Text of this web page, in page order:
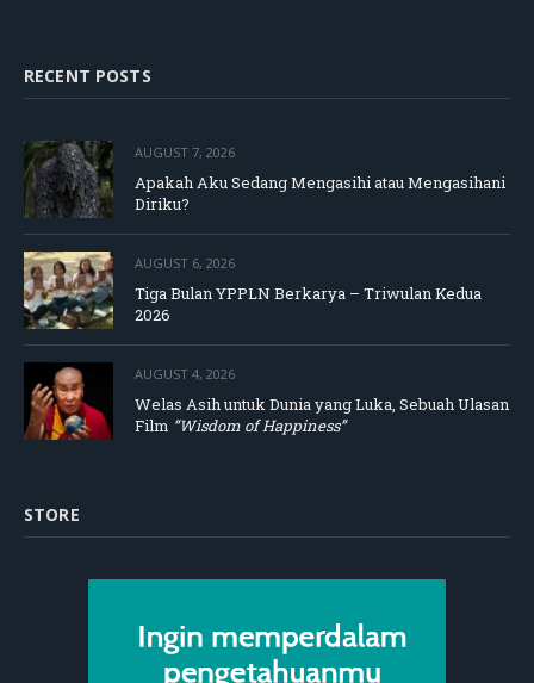
RECENT POSTS
AUGUST 7, 2026
Apakah Aku Sedang Mengasihi atau Mengasihani
Diriku?
AUGUST 6, 2026
Tiga Bulan YPPLN Berkarya – Triwulan Kedua
2026
AUGUST 4, 2026
Welas Asih untuk Dunia yang Luka, Sebuah Ulasan
Film “Wisdom of Happiness”
STORE